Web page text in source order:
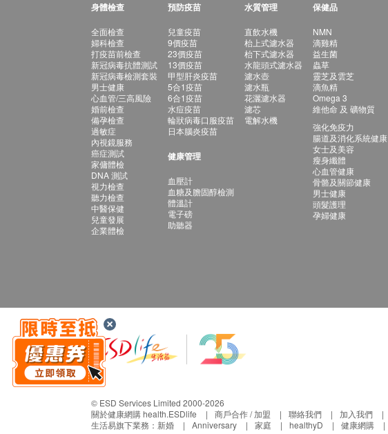
身體檢查
全面檢查
婦科檢查
打疫苗前檢查
新冠病毒抗體測試
新冠病毒檢測套裝
男士健康
心血管/三高風險
婚前檢查
備孕檢查
過敏症
內視鏡服務
癌症測試
家傭體檢
DNA 測試
視力檢查
聽力檢查
中醫保健
兒童發展
企業體檢
預防疫苗
兒童疫苗
9價疫苗
23價疫苗
13價疫苗
甲型肝炎疫苗
5合1疫苗
6合1疫苗
水痘疫苗
輪狀病毒口服疫苗
日本腦炎疫苗
健康管理
血壓計
血糖及膽固醇檢測
體溫計
電子磅
助聽器
水質管理
直飲水機
枱上式濾水器
枱下式濾水器
水龍頭式濾水器
濾水壺
濾水瓶
花灑濾水器
濾芯
電解水機
保健品
NMN
滴雞精
益生菌
蟲草
靈芝及雲芝
滴魚精
Omega 3
維他命 及 礦物質
強化免疫力
腸道及消化系統健康
女士及美容
瘦身纖體
心血管健康
骨骼及關節健康
男士健康
頭髮護理
孕婦健康
© ESD Services Limited 2000-2026
關於健康網購 health.ESDlife
商戶合作 / 加盟 聯絡我們 加入我們
生活易旗下業務： 新婚 Anniversary 家庭 healthyD 健康網購